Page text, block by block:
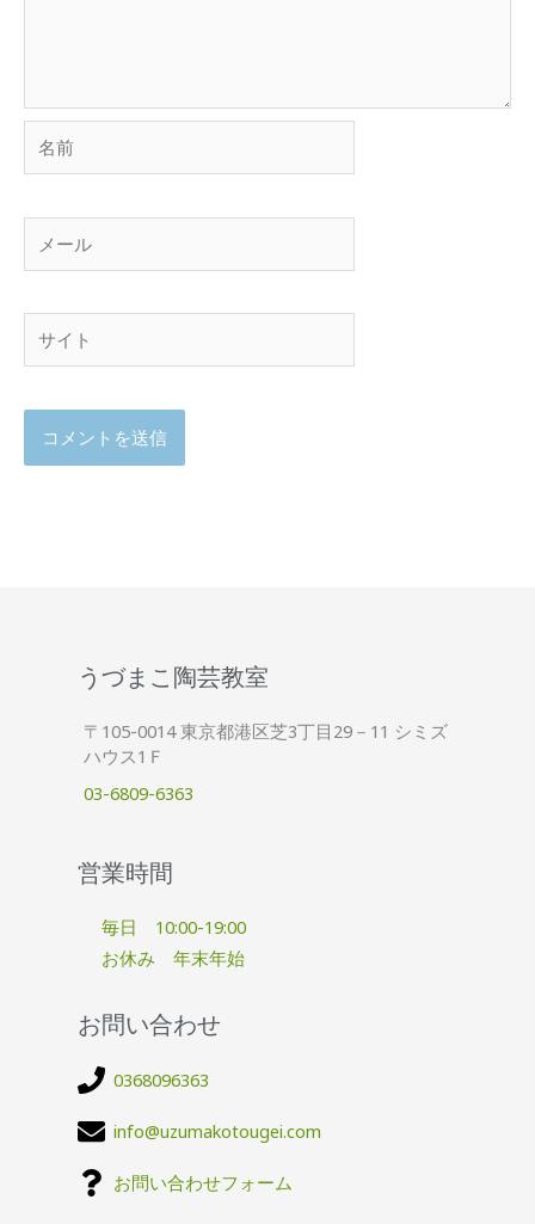
前
ー
ル
ト
うづまこ陶芸教室
〒105-0014 東京都港区芝3丁目29－11 シミズ
ハウス1Ｆ
03-6809-6363
営業時間
毎日 10:00-19:00
お休み 年末年始
お問い合わせ
0368096363
info@uzumakotougei.com
お問い合わせフォーム